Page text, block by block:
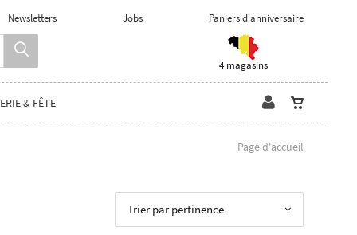
Newsletters Jobs Paniers d'anniversaire
4 magasins
& FÊTE
Page d'accueil
Trier par pertinence